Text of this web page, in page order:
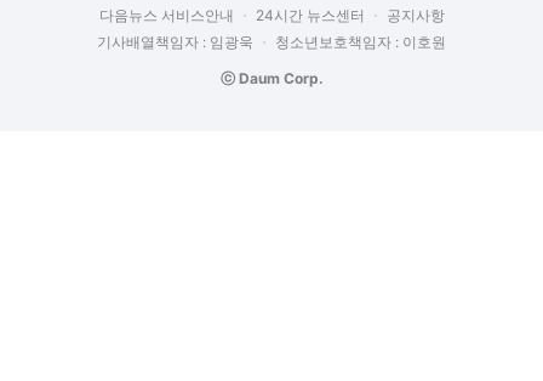
다음뉴스 서비스안내 24시간 뉴스센터
공지사항
기사배열책임자 : 임광욱
청소년보호책임자 : 이호원
ⓒ Daum Corp.